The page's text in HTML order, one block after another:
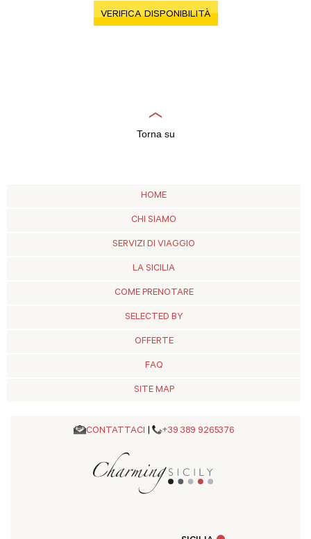
VERIFICA DISPONIBILITÀ
Torna su
HOME
CHI SIAMO
SERVIZI DI VIAGGIO
LA SICILIA
COME PRENOTARE
SELECTED BY
OFFERTE
FAQ
SITE MAP
CONTATTACI | +39 389 9265376